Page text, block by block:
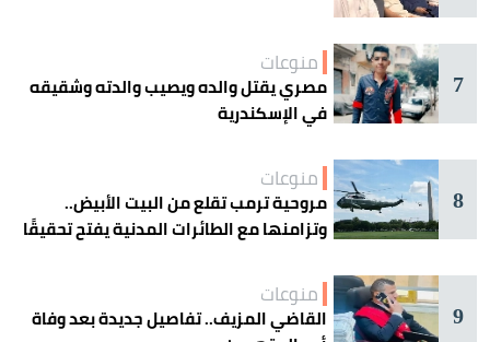
7
منوعات
مصري يقتل والده ويصيب والدته وشقيقه
في الإسكندرية
8
منوعات
مروحية ترمب تقلع من البيت الأبيض..
وتزامنها مع الطائرات المدنية يفتح تحقيقًا
9
منوعات
القاضي المزيف.. تفاصيل جديدة بعد وفاة